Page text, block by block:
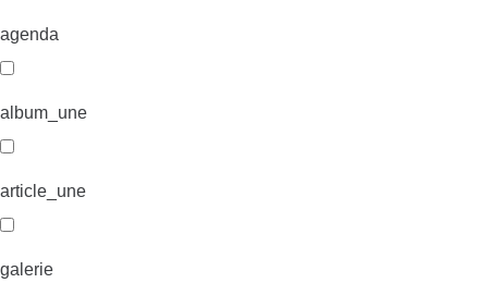
agenda
album_une
article_une
galerie